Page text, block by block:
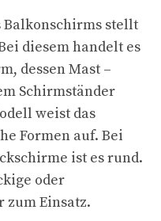
Balkonschirms stellt
diesem handelt es
dessen Mast –
Schirmständer
weist das
Formen auf. Bei
ist es rund.
oder
zum Einsatz.